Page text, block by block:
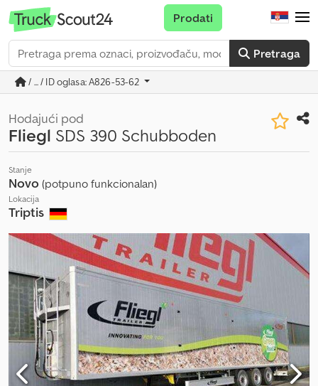
Pretraga
Prodati
/ ... / ID oglasa: A826-53-62
Hodajući pod
Fliegl SDS 390 Schubboden
Stanje
Novo (potpuno funkcionalan)
Lokacija
Triptis